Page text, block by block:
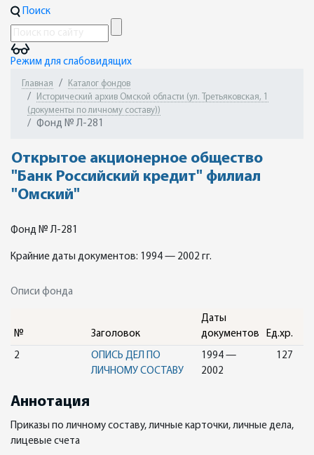
Поиск
Режим для слабовидящих
Главная
Каталог фондов
Исторический архив Омской области (ул. Третьяковская, 1
(документы по личному составу))
Фонд № Л-281
Открытое акционерное общество
"Банк Российский кредит" филиал
"Омский"
Фонд № Л-281
Крайние даты документов: 1994 — 2002 гг.
Описи фонда
№ Заголовок
Даты
документов
Ед.хр.
2
ОПИСЬ ДЕЛ ПО
ЛИЧНОМУ СОСТАВУ
1994 —
2002
127
Аннотация
Приказы по личному составу, личные карточки, личные дела,
лицевые счета